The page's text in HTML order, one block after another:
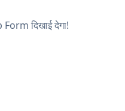
दिखाई देगा!